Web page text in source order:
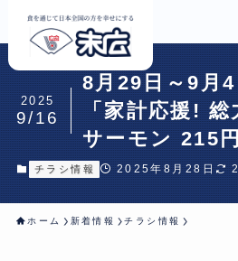
8月29日～9月
「家計応援!
サーモン 215
2025
9/16
チラシ情報 2025年8月28日
ホーム 新着情報 チラシ情報